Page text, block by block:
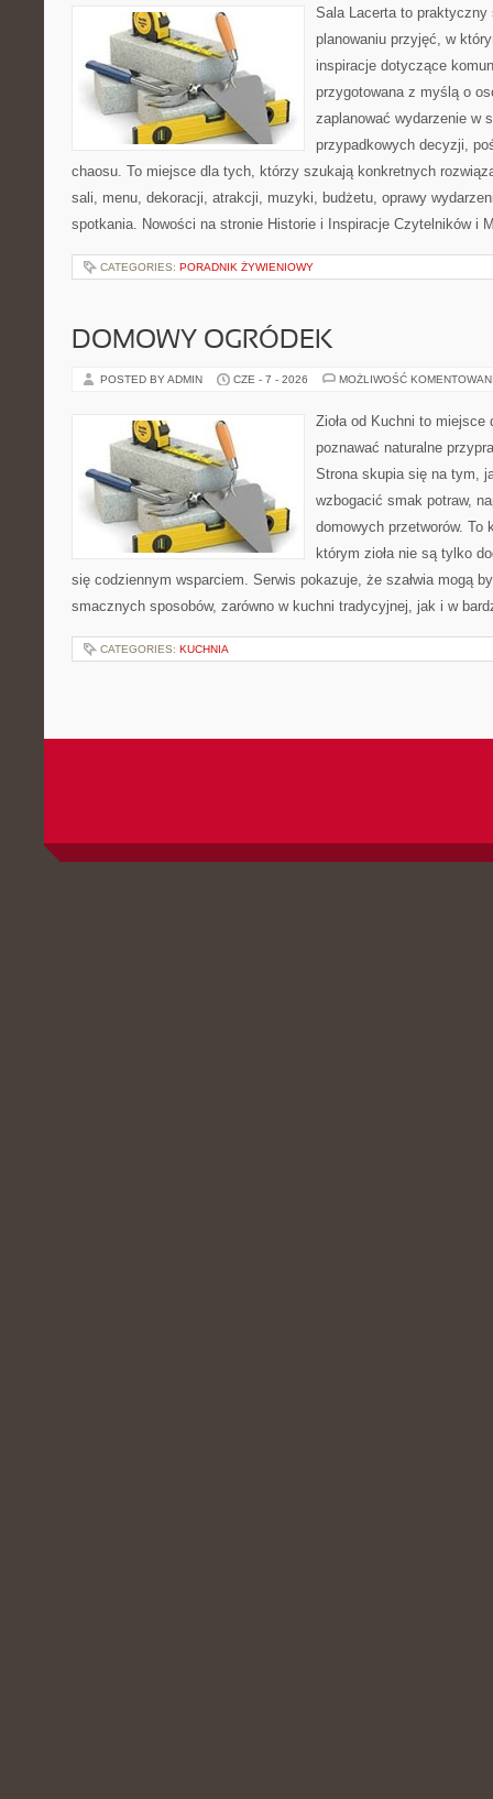
Sala Lacerta to praktyczny
planowaniu przyjęć, w
inspiracje dotyczące
przygotowana z myślą o
zaplanować wydarzenie w
przypadkowych decyzji,
chaosu. To miejsce dla tych, którzy szukają konkretnych
sali, menu, dekoracji, atrakcji, muzyki, budżetu, oprawy
spotkania. Nowości na stronie Historie i Inspiracje Czytelników i
CATEGORIES: PORADNIK ŻYWIENIOWY
DOMOWY OGRÓDEK
POSTED BY ADMIN CZE - 7 - 2026 MOŻLIWOŚĆ
Zioła od Kuchni to
poznawać naturalne
Strona skupia się na tym,
wzbogacić smak potraw,
domowych przetworów. To
którym zioła nie są tylko
się codziennym wsparciem. Serwis pokazuje, że szałwia mogą
smacznych sposobów, zarówno w kuchni tradycyjnej, jak i w
CATEGORIES: KUCHNIA